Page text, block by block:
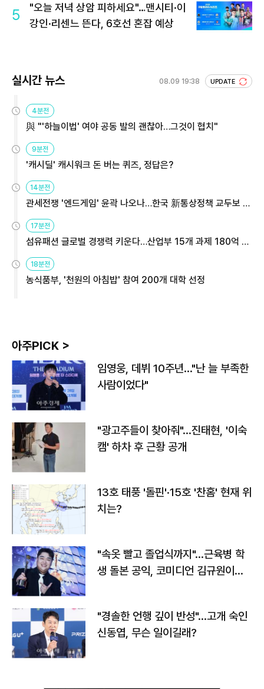
5
"오늘 저녁 상암 피하세요"…맨시티·이
강인·리센느 뜬다, 6호선 혼잡 예상
실시간 뉴스 08.09 19:38 UPDATE
4분전
與 "'하늘이법' 여야 공동 발의 괜찮아…그것이 협치"
9분전
'캐시딜' 캐시워크 돈 버는 퀴즈, 정답은?
14분전
관세전쟁 '엔드게임' 윤곽 나오나…한국 新통상정책 교두보 활
17분전
섬유패션 글로벌 경쟁력 키운다…산업부 15개 과제 180억 지
18분전
농식품부, '천원의 아침밥' 참여 200개 대학 선정
아주PICK >
임영웅, 데뷔 10주년…"난 늘 부족한
사람이었다"
"광고주들이 찾아줘"…진태현, '이숙
캠' 하차 후 근황 공개
13호 태풍 '돌핀'·15호 '찬홈' 현재 위
치는?
"속옷 빨고 졸업식까지"…근육병 학
생 돌본 공익, 코미디언 김규원이었
"경솔한 언행 깊이 반성"…고개 숙인
신동엽, 무슨 일이길래?